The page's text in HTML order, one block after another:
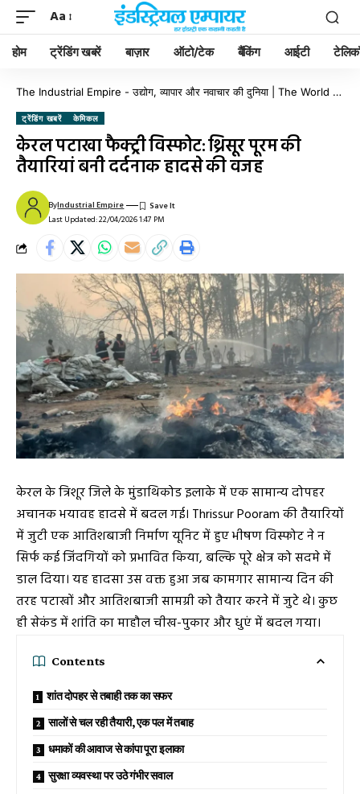
Aa
होम ट्रेंडिंग खबरें बाज़ार ऑटो/टेक बैंकिंग आईटी
The Industrial Empire - उद्योग, व्यापार और नवाचार की दुनिया | The World of Industry, Business & Innovation
ट्रेंडिंग खबरें केमिकल
केरल पटाखा फैक्ट्री विस्फोट: थ्रिसूर पूरम की
तैयारियां बनी दर्दनाक हादसे की वजह
Last Updated: 22/04/2026 1:47 PM
ByIndustrial Empire
केरल के त्रिशूर जिले के मुंडाथिकोड इलाके में एक सामान्य दोपहर
अचानक भयावह हादसे में बदल गई। Thrissur Pooram की तैयारियों
में जुटी एक आतिशबाजी निर्माण यूनिट में हुए भीषण विस्फोट ने न
सिर्फ कई जिंदगियों को प्रभावित किया, बल्कि पूरे क्षेत्र को सदमे में
डाल दिया। यह हादसा उस वक्त हुआ जब कामगार सामान्य दिन की
तरह पटाखों और आतिशबाजी सामग्री को तैयार करने में जुटे थे। कुछ
ही सेकंड में शांति का माहौल चीख-पुकार और धुएं में बदल गया।
Contents
शांत दोपहर से तबाही तक का सफर
सालों से चल रही तैयारी, एक पल में तबाह
धमाकों की आवाज से कांपा पूरा इलाका
सुरक्षा व्यवस्था पर उठे गंभीर सवाल